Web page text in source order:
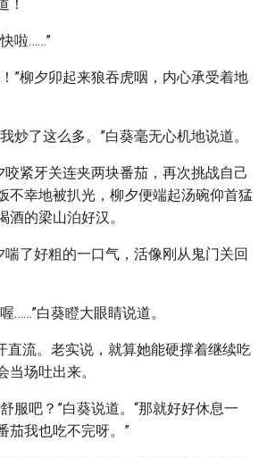
！
啦……”
”柳夕卯起来狼吞虎咽，内心承受着地
炒了这么多。”白葵毫无心机地说道。
咬紧牙关连夹两块番茄，再次挑战自己
不幸地被扒光，柳夕便端起汤碗仰首猛
酒的梁山泊好汉。
喘了好粗的一口气，活像刚从鬼门关回
……”白葵瞪大眼睛说道。
直流。老实说，就算她能硬撑着继续吃
当场吐出来。
服吧？”白葵说道。“那就好好休息一
茄我也吃不完呀。”